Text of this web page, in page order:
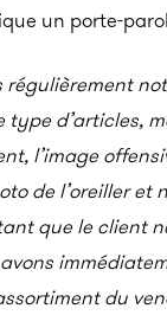
un porte-
régulièrement
type d’articles,
l’image
de l’oreiller et
que le client
du